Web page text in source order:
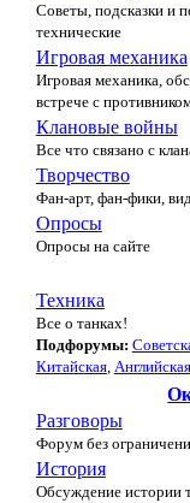
Советы, подсказки и
технические
Игровая механика
Игровая механика,
встрече с
Клановые войны
Все что связано с
Творчество
Фан-арт, фан-фики,
Опросы
Опросы на сайте
Техника
Все о танках!
Подфорумы:
Китайская, Английская
Разговоры
Форум без
История
Обсуждение истории